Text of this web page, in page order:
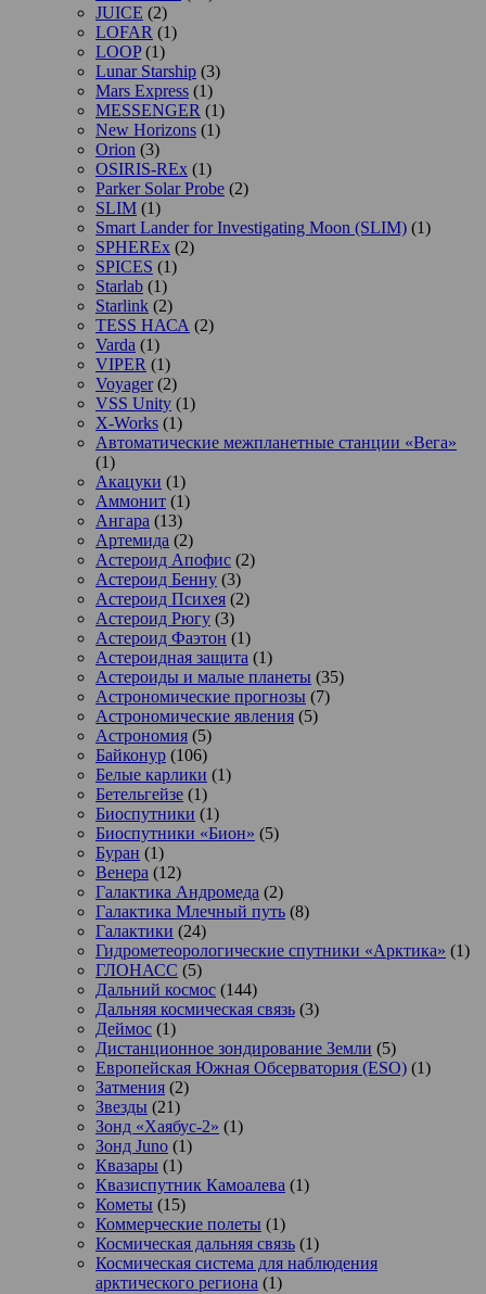
JUICE (2)
LOFAR (1)
LOOP(1)
Lunar Starship (3)
Mars Express (1)
MESSENGER (1)
New Horizons (1)
Orion (3)
OSIRIS-REx (1)
Parker Solar Probe (2)
SLIM (1)
Smart Lander for Investigating Moon (SLIM) (1)
SPHEREx (2)
SPICES (1)
Starlab (1)
Starlink (2)
TESS НАСА (2)
Varda (1)
VIPER (1)
Voyager(2)
VSS Unity (1)
X-Works (1)
Автоматические межпланетные станции «Вега»
(1)
Акацуки (1)
Аммонит (1)
Ангара (13)
Артемида (2)
Астероид Апофис (2)
Астероид Бенну (3)
Астероид Психея (2)
Астероид Рюгу (3)
Астероид Фаэтон (1)
Астероидная защита (1)
Астероиды и малые планеты (35)
Астрономические прогнозы (7)
Астрономические явления (5)
Астрономия (5)
Байконур (106)
Белые карлики (1)
Бетельгейзе (1)
Биоспутники (1)
Биоспутники «Бион» (5)
Буран (1)
Венера (12)
Галактика Андромеда (2)
Галактика Млечный путь (8)
Галактики (24)
Гидрометеорологические спутники «Арктика» (1)
ГЛОНАСС (5)
Дальний космос (144)
Дальняя космическая связь (3)
Деймос (1)
Дистанционное зондирование Земли (5)
Европейская Южная Обсерватория (ESO) (1)
Затмения (2)
Звезды (21)
Зонд «Хаябус-2» (1)
Зонд Juno (1)
Квазары (1)
Квазиспутник Камоалева (1)
Кометы (15)
Коммерческие полеты (1)
Космическая дальняя связь (1)
Космическая система для наблюдения
арктического региона (1)